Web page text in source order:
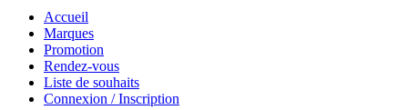
Accueil
Marques
Promotion
Rendez-vous
Liste de souhaits
Connexion / Inscription